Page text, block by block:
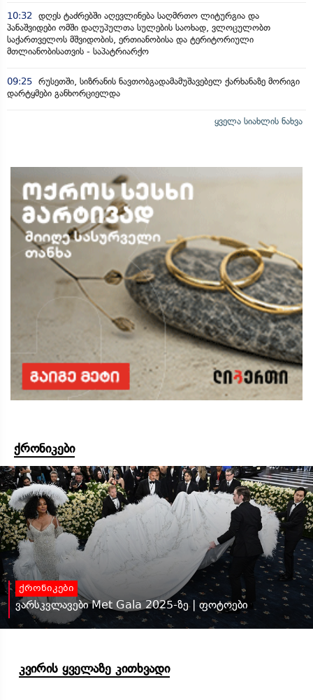
10:32
დღეს ტაძრებში აღევლინება საღმრთო ლიტურგია და
პანაშვიდები ომში დაღუპულთა სულების საოხად, ვლოცულობთ
საქართველოს მშვიდობის, ერთიანობისა და ტერიტორიული
მთლიანობისათვის - საპატრიარქო
09:25 რუსეთში, სიზრანის ნავთობგადამამუშავებელ ქარხანაზე მორიგი
დარტყმები განხორციელდა
ყველა სიახლის ნახვა
ქრონიკები
ქრონიკები
ვარსკვლავები Met Gala 2025-ზე | ფოტოები
კვირის ყველაზე კითხვადი